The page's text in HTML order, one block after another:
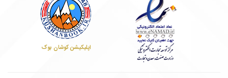
اپلیکیشن کوشان بوک